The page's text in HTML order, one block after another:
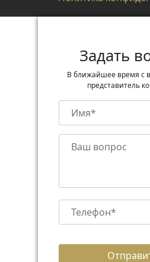
Задать
В ближайшее время с
представитель